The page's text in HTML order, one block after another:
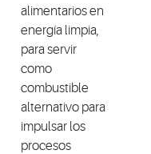
alimentarios en
energía limpia,
para servir
como
combustible
alternativo para
impulsar los
procesos